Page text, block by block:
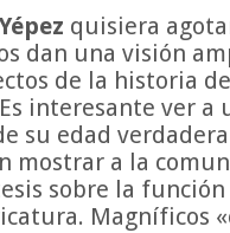
Yépez quisiera
dan una visión
de la historia
interesante ver a
su edad
mostrar a la
sobre la
Magníficos